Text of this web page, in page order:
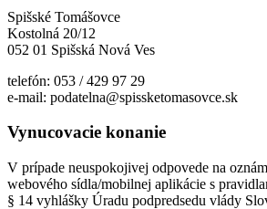
Spišské Tomášovce
Kostolná 20/12
052 01 Spišská Nová Ves
telefón: 053 / 429 97 29
e-mail: podatelna@spissketomasovce.sk
Vynucovacie konanie
V prípade neuspokojivej odpovede na
webového sídla/mobilnej aplikácie s
§ 14 vyhlášky Úradu podpredsedu vlády